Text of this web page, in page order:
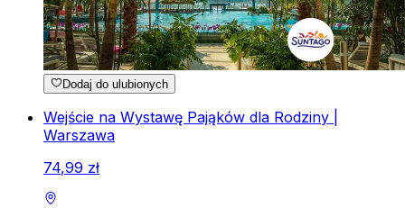
Dodaj do ulubionych
Wejście na Wystawę Pająków dla Rodziny |
Warszawa
74,99 zł